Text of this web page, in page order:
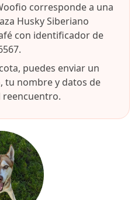
corresponde a una
Husky Siberiano
con identificador de
puedes enviar un
tu nombre y datos de